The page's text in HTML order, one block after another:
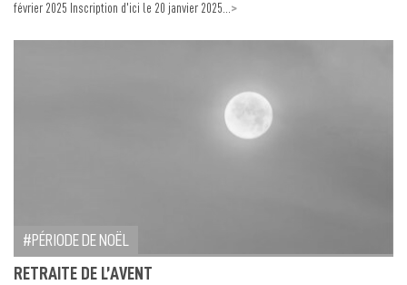
février 2025 Inscription d’ici le 20 janvier 2025... >
PÉRIODE DE NOËL
RETRAITE DE L’AVENT